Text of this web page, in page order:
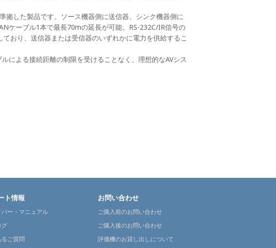
拠した製品です。ソース機器側に送信器、シンク機器側に
ケーブル1本で最長70mの延長が可能。RS-232C/IR信号の
おり、送信器または受信器のいずれかに電力を供給するこ
による接続距離の制限を受けることなく、理想的なAVシス
ト情報
バー・マニュアル
グ
ご質問
お問い合わせ
ご購入前のお問い合わせ
ご購入後のお問い合わせ
評価機のお貸し出しについて